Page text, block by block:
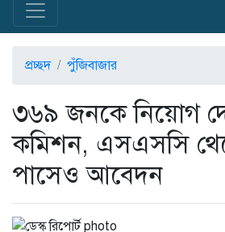
প্রচ্ছদ পুঁজিবাজার
৩৬৯ জনকে নিয়োগ
কমিশন, এসএসসি
পাসেও আবেদন